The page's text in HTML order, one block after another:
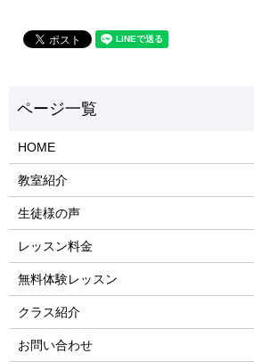
HOME
教室紹介
生徒様の声
レッスン料金
無料体験レッスン
クラス紹介
お問い合わせ